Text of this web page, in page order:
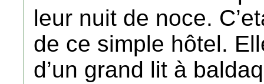
leur nuit de noce.
de ce simple hôtel.
d’un grand lit à